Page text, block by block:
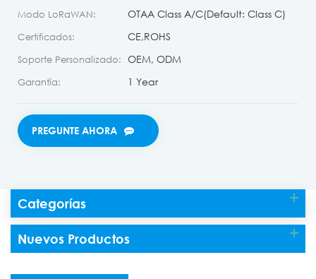
Modo LoRaWAN: OTAA Class A/C(Default: Class C)
Certificados: CE,ROHS
Soporte Personalizado: OEM, ODM
Garantía: 1 Year
PREGUNTE AHORA
Categorías
Nuevos Productos